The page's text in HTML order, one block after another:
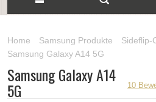
Home Samsung Produkte Sideflip-
Samsung Galaxy A14 5G
10
Samsung Galaxy A14
5G